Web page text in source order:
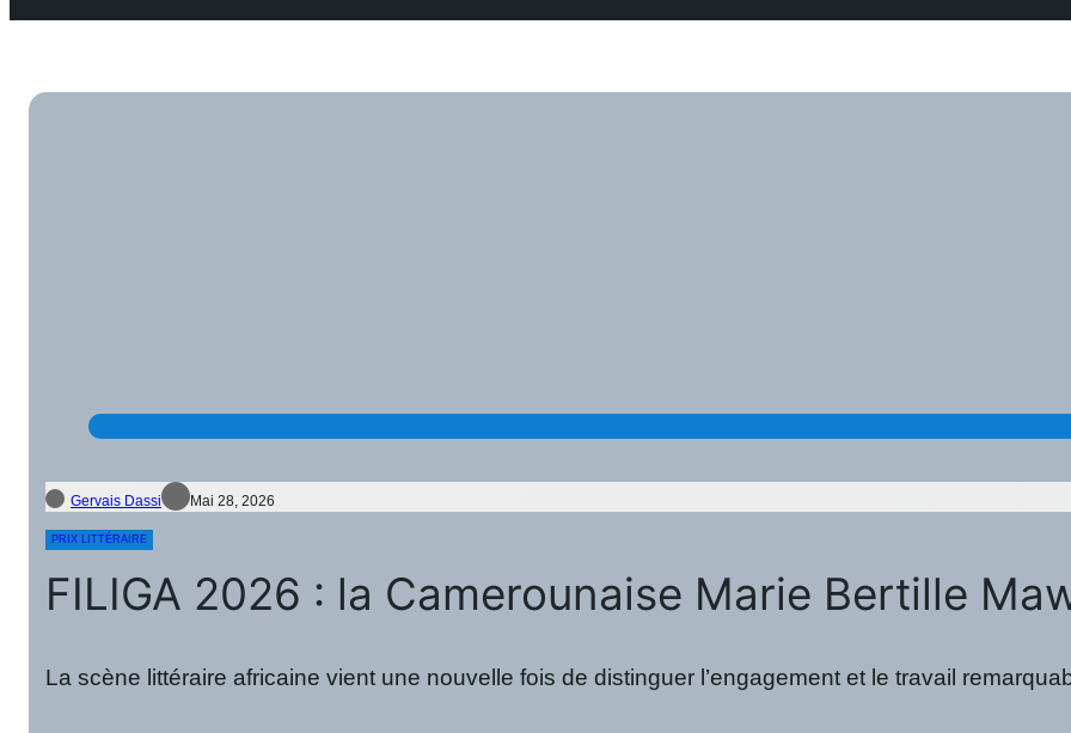
Gervais Dassi Mai 28, 2026
PRIX LITTÉRAIRE
FILIGA 2026 : la Camerounaise Marie Bertille
La scène littéraire africaine vient une nouvelle fois de distinguer l’engagement et le travail